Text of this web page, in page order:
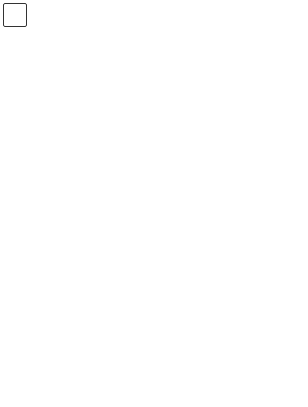
コンテンツへスキップ
今週のコラム ～by Winds!～